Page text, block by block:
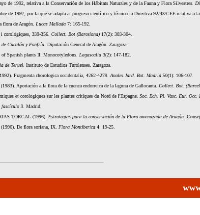
de 1992, relativa a la Conservación de los Hábitats Naturales y de la Fauna y Flora Silvestres.
de 1997, por la que se adapta al progreso científico y técnico la Directiva 92/43/CEE relativa a
flora de Aragón. Lucas Mallada 7: 165-192.
corológiques, 339-356. Collect. Bot (Barcelona) 17(2): 303-304.
de Cucalón y Fonfría . Diputación General de Aragón. Zaragoza.
Spanish plants II. Monocotyledons. Lagascalia 3(2): 147-182.
de Teruel . Instituto de Estudios Turolenses. Zaragoza.
Fragmenta chorologica occidentalia, 4262-4279. Anales Jard. Bot. Madrid 50(1): 106-107.
(1983). Aportación a la flora de la cuenca endorreica de la laguna de Gallocanta. Collect. Bot.
et corologiques sur les plantes critiques du Nord de l'Espagne. Soc. Ech. Pl. Vasc. Eur. Occ.
fascículo 3 . Madrid.
TORCAL (1996). Estrategias para la conservación de la Flora amenazada de Aragón .
(1996). De flora soriana, IX. Flora Montiberica 4: 19-25.